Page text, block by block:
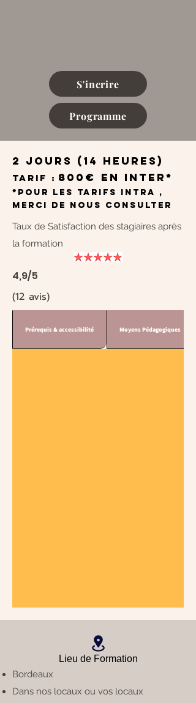
S'incrire
Programme
2 jours (14 heures)
Tarif : 800€ en inter*
*pour les tarifs INTRA ,
merci de nous consulter
Taux de Satisfaction des stagiaires après
la formation
4,9/5
(12 avis)
Prérequis & accessibilité Moyens Pédagogiques
Lieu de Formation
Bordeaux
Dans nos locaux ou vos locaux